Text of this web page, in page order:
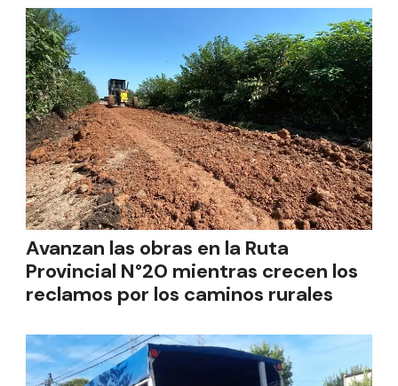
Avanzan las obras en la Ruta
Provincial N°20 mientras crecen los
reclamos por los caminos rurales